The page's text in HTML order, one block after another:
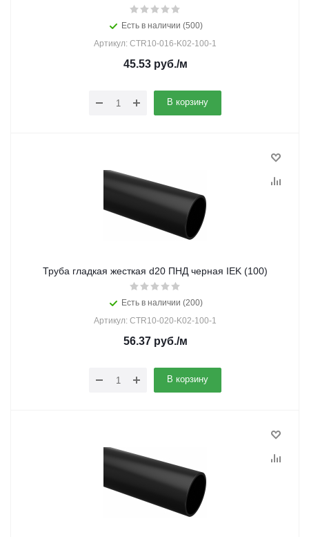
Есть в наличии (500)
Артикул: CTR10-016-K02-100-1
45.53руб./м
В корзину
Труба гладкая жесткая d20 ПНД черная IEK (100)
Есть в наличии (200)
Артикул: CTR10-020-K02-100-1
56.37руб./м
В корзину